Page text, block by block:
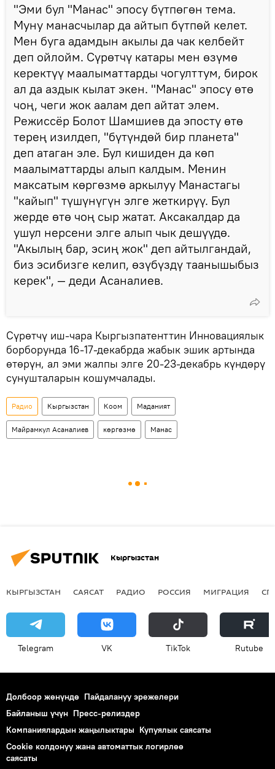
"Эми бул "Манас" эпосу бүтпөгөн тема.
Муну манасчылар да айтып бүтпөй келет.
Мен буга адамдын акылы да чак келбейт
деп ойлойм. Сүрөтчү катары мен өзүмө
керектүү маалыматтарды чогулттум, бирок
ал да аздык кылат экен. "Манас" эпосу өтө
чоң, чеги жок аалам деп айтат элем.
Режиссёр Болот Шамшиев да эпосту өтө
терең изилдеп, "бүтүндөй бир планета"
деп атаган эле. Бул кишиден да көп
маалыматтарды алып калдым. Менин
максатым көргөзмө аркылуу Манастагы
"кайып" түшүнүгүн элге жеткирүү. Бул
жерде өтө чоң сыр жатат. Аксакалдар да
ушул нерсени элге алып чык дешүүдө.
"Акылың бар, эсиң жок" деп айтылгандай,
биз эсибизге келип, өзүбүздү таанышыбыз
керек", — деди Асаналиев.
Сүрөтчү иш-чара Кыргызпатенттин Инновациялык
борборунда 16-17-декабрда жабык эшик артында
өтөрүн, ал эми жалпы элге 20-23-декабрь күндөрү
сунушталарын кошумчалады.
Радио Кыргызстан Коом Маданият
Майрамкул Асаналиев көргөзмө Манас
Кыргызстан
КЫРГЫЗСТАН САЯСАТ РАДИО РОССИЯ МИГРАЦИЯ
Telegram VK ТikТоk Rutube
Долбоор жөнүндө Пайдалануу эрежелери
Байланыш үчүн Пресс-релиздер
Компаниялардын жаңылыктары Купуялык саясаты
Cookie колдонуу жана автоматтык логирлөө
саясаты